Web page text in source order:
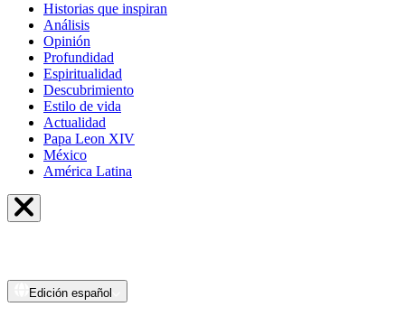
Historias que inspiran
Análisis
Opinión
Profundidad
Espiritualidad
Descubrimiento
Estilo de vida
Actualidad
Papa Leon XIV
México
América Latina
Edición español